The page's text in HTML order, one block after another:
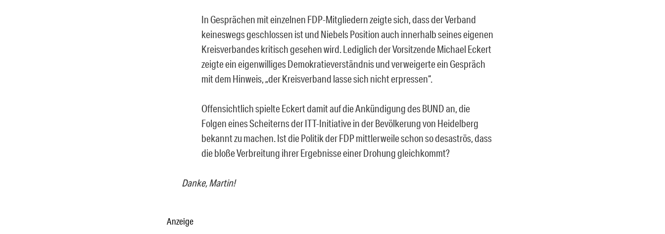
In Gesprächen mit einzelnen FDP-Mitgliedern zeigte sich, dass der Verband
keineswegs geschlossen ist und Niebels Position auch innerhalb seines eigenen
Kreisverbandes kritisch gesehen wird. Lediglich der Vorsitzende Michael Eckert
zeigte ein eigenwilliges Demokratieverständnis und verweigerte ein Gespräch
mit dem Hinweis, „der Kreisverband lasse sich nicht erpressen“.
Offensichtlich spielte Eckert damit auf die Ankündigung des BUND an, die
Folgen eines Scheiterns der ITT-Initiative in der Bevölkerung von Heidelberg
bekannt zu machen. Ist die Politik der FDP mittlerweile schon so desaströs, dass
die bloße Verbreitung ihrer Ergebnisse einer Drohung gleichkommt?
Danke, Martin!
Anzeige